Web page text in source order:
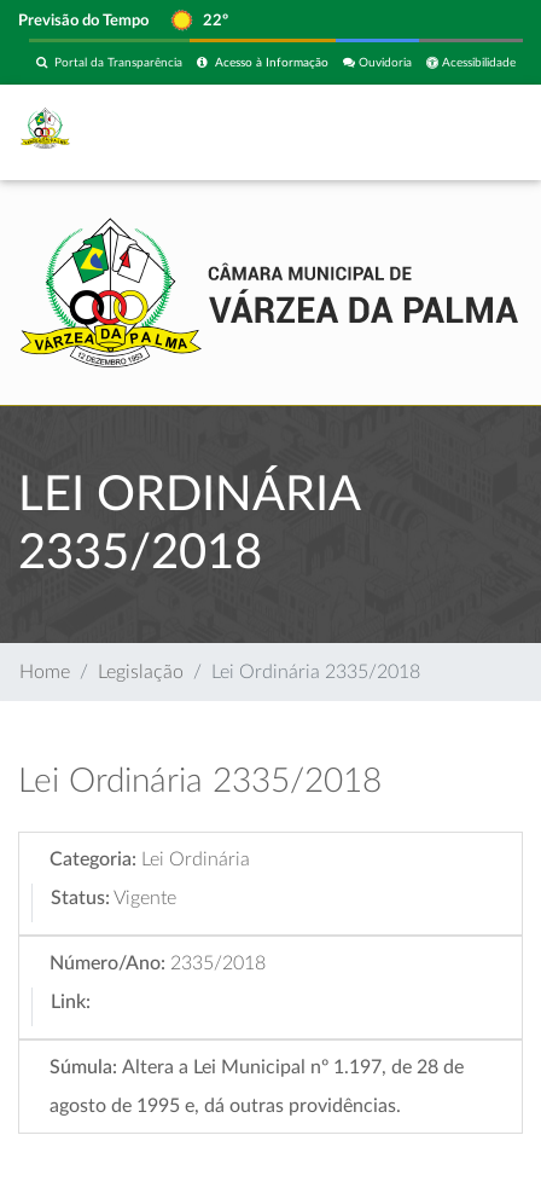
Previsão do Tempo 22º
Acessibilidade
Ouvidoria
Acesso à Informação
Portal da Transparência
LEI ORDINÁRIA
2335/2018
Home Legislação Lei Ordinária 2335/2018
Lei Ordinária 2335/2018
Categoria:
Lei Ordinária
Status: Vigente
Número/Ano: 2335/2018
Link:
Súmula: Altera a Lei Municipal nº 1.197, de 28 de
agosto de 1995 e, dá outras providências.